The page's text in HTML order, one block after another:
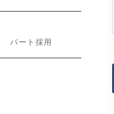
パート採用